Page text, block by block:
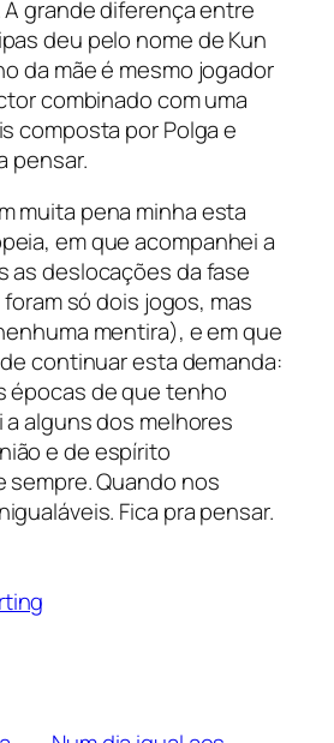
grande diferença entre
deu pelo nome de Kun
da mãe é mesmo jogador
combinado com uma
composta por Polga e
pensar.
muita pena minha esta
em que acompanhei a
as deslocações da fase
só dois jogos, mas
mentira), e em que
continuar esta demanda:
épocas de que tenho
alguns dos melhores
e de espírito
Quando nos
Fica pra pensar.